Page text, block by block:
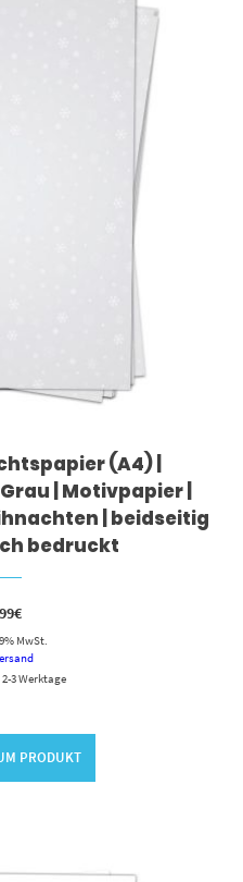
(A4) |
| Motivpapier |
| beidseitig
bedruckt
€
MwSt.
3 Werktage
PRODUKT